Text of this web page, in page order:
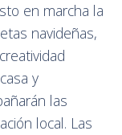
en marcha la
navideñas,
y
las
local. Las